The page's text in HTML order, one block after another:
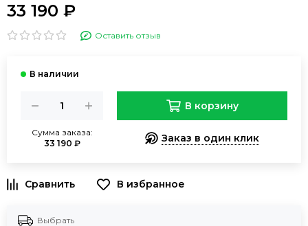
33 190 ₽
Оставить отзыв
Сумма заказа:
33 190 ₽
В корзину
Заказ в один клик
В избранное
Выбрать